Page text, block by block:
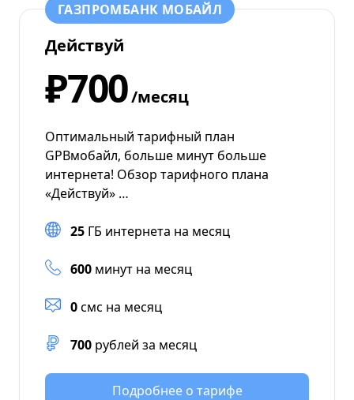
ГАЗПРОМБАНК МОБАЙЛ
Действуй
₽700/месяц
Оптимальный тарифный план
GPBмобайл, больше минут больше
интернета! Обзор тарифного плана
«Действуй» …
25 ГБ интернета на месяц
600 минут на месяц
0смс на месяц
700 рублей за месяц
Подробнее о тарифе